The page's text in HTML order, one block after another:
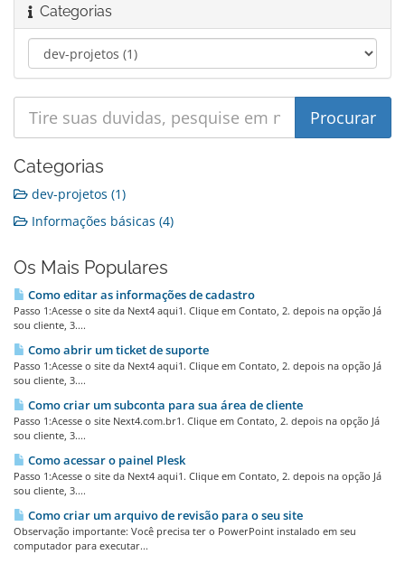
Categorias
Categorias
dev-projetos (1)
Informações básicas (4)
Os Mais Populares
Como editar as informações de cadastro
Passo 1:Acesse o site da Next4 aqui1. Clique em Contato, 2. depois na opção Já
sou cliente, 3....
Como abrir um ticket de suporte
Passo 1:Acesse o site da Next4 aqui1. Clique em Contato, 2. depois na opção Já
sou cliente, 3....
Como criar um subconta para sua área de cliente
Passo 1:Acesse o site Next4.com.br1. Clique em Contato, 2. depois na opção Já
sou cliente, 3....
Como acessar o painel Plesk
Passo 1:Acesse o site da Next4 aqui1. Clique em Contato, 2. depois na opção Já
sou cliente, 3....
Como criar um arquivo de revisão para o seu site
Observação importante: Você precisa ter o PowerPoint instalado em seu
computador para executar...